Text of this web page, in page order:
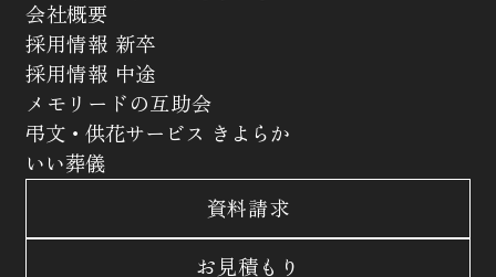
会社概要
採用情報 新卒
採用情報 中途
メモリードの互助会
弔文・供花サービス きよらか
いい葬儀
資料請求
お見積もり